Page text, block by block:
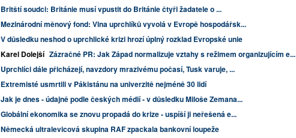
Britští soudci: Británie musí vpustit do Británie čtyři žadatele o ...
Mezinárodní měnový fond: Vlna uprchlíků vyvolá v Evropě hospodářsk...
V důsledku neshod o uprchlické krizi hrozí úplný rozklad Evropské unie
Karel Dolejší Zázračné PR: Jak Západ normalizuje vztahy s režimem organizujícím e...
Uprchlíci dále přicházejí, navzdory mrazivému počasí, Tusk varuje, ...
Extremisté usmrtili v Pákistánu na univerzitě nejméně 30 lidí
Jak je dnes - údajně podle českých médií - v důsledku Miloše Zemana...
Globální ekonomika se znovu propadá do krize - uspíší ji neřešená e...
Německá ultralevicová skupina RAF zpackala bankovní loupeže